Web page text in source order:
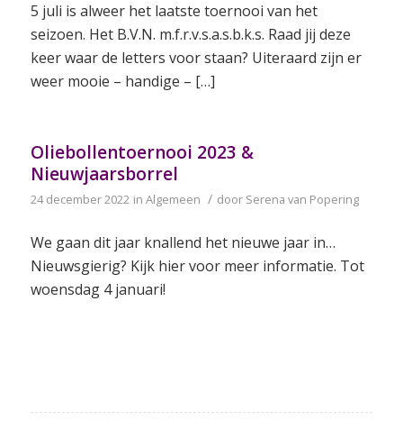
5 juli is alweer het laatste toernooi van het
seizoen. Het B.V.N. m.f.r.v.s.a.s.b.k.s. Raad jij deze
keer waar de letters voor staan? Uiteraard zijn er
weer mooie – handige – […]
Oliebollentoernooi 2023 &
Nieuwjaarsborrel
24 december 2022 in Algemeen / door Serena van Popering
We gaan dit jaar knallend het nieuwe jaar in…
Nieuwsgierig? Kijk hier voor meer informatie. Tot
woensdag 4 januari!